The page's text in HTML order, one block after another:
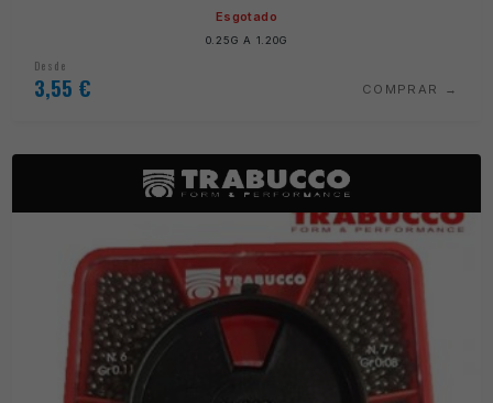
Esgotado
0.25G A 1.20G
Desde
3,55 € COMPRAR